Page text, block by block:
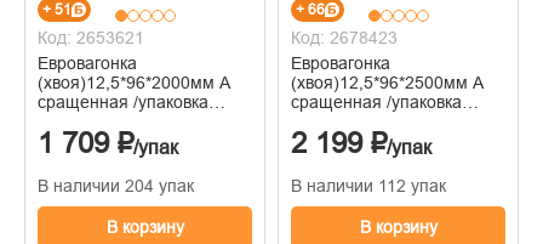
+ 51
Код: 2653621
Евровагонка
(хвоя)12,5*96*2000мм А
сращенная /упаковка
1 709 ₽/упак
В наличии 204 упак
В корзину
+ 66
Код: 2678423
Евровагонка
(хвоя)12,5*96*2500мм А
сращенная /упаковка
2 199 ₽/упак
В наличии 112 упак
В корзину